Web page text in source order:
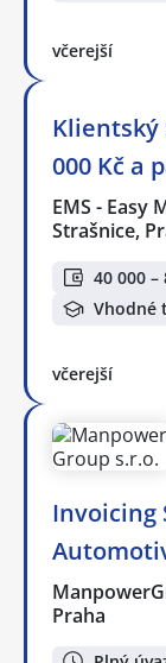
včerejší
Klientský
000 Kč a
EMS - Easy
Strašnice,
40 000 –
Vhodné
včerejší
Invoicing
Praha